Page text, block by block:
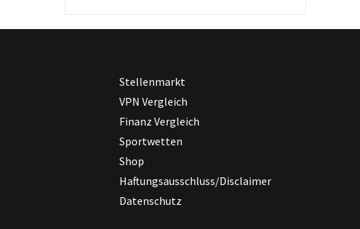
Stellenmarkt
VPN Vergleich
Finanz Vergleich
Sportwetten
Shop
Haftungsausschluss/Disclaimer
Datenschutz